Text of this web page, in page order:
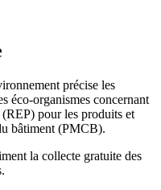
précise les
éco-organismes concernant
pour les produits et
bâtiment (PMCB).
la collecte gratuite des